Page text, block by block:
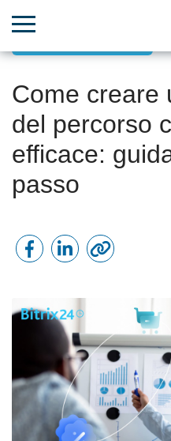
Come creare
del percorso
efficace:
passo